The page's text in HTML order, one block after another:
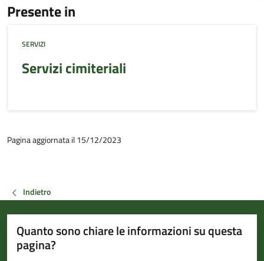
Presente in
SERVIZI
Servizi cimiteriali
Pagina aggiornata il 15/12/2023
Indietro
Quanto sono chiare le informazioni su questa
pagina?